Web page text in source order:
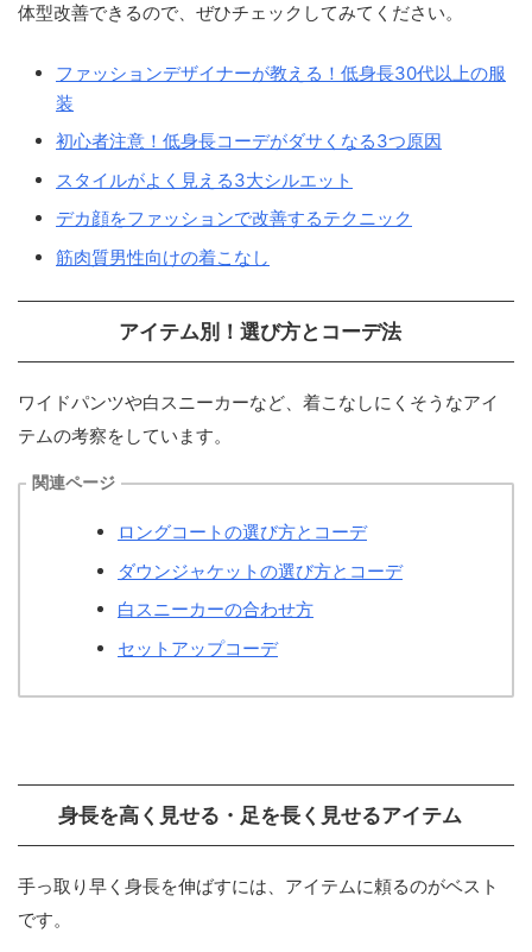
体型改善できるので、ぜひチェックしてみてください。
ファッションデザイナーが教える！低身長30代以上の服
装
初心者注意！低身長コーデがダサくなる3つ原因
スタイルがよく見える3大シルエット
デカ顔をファッションで改善するテクニック
筋肉質男性向けの着こなし
アイテム別！選び方とコーデ法
ワイドパンツや白スニーカーなど、着こなしにくそうなアイ
テムの考察をしています。
関連ページ
ロングコートの選び方とコーデ
ダウンジャケットの選び方とコーデ
白スニーカーの合わせ方
セットアップコーデ
身長を高く見せる・足を長く見せるアイテム
手っ取り早く身長を伸ばすには、アイテムに頼るのがベスト
です。